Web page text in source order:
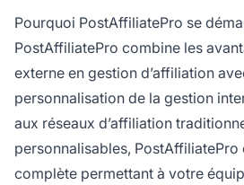
Pourquoi PostAffiliatePro se
PostAffiliatePro combine les
externe en gestion d’affiliation
personnalisation de la gestion
aux réseaux d’affiliation
personnalisables,
complète permettant à votre